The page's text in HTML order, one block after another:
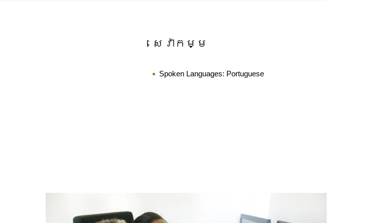
សេវាកម្ម
Spoken Languages: Portuguese